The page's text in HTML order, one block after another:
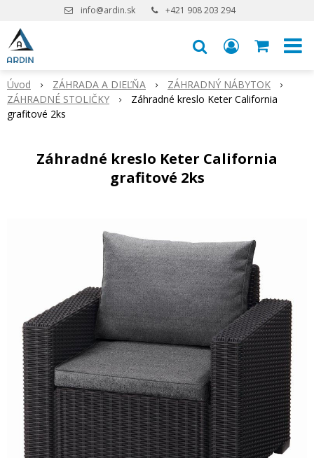
info@ardin.sk +421 908 203 294
Úvod ZÁHRADA A DIEĽŇA
ZÁHRADNÝ NÁBYTOK
ZÁHRADNÉ STOLIČKY
Záhradné kreslo Keter California
grafitové 2ks
Záhradné kreslo Keter California
grafitové 2ks